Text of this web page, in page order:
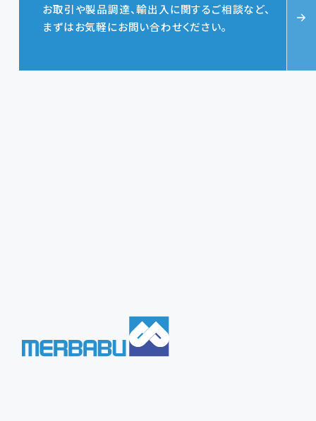
お取引や製品調達、輸出入に関するご相談など、
まずはお気軽にお問い合わせください。